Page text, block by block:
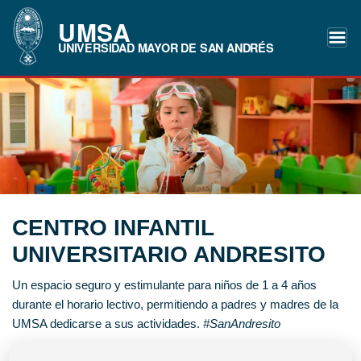
UMSA
UNIVERSIDAD MAYOR DE SAN ANDRÉS
CENTRO INFANTIL
UNIVERSITARIO ANDRESITO
Un espacio seguro y estimulante para niños de 1 a 4 años
durante el horario lectivo, permitiendo a padres y madres de la
UMSA dedicarse a sus actividades. #SanAndresito